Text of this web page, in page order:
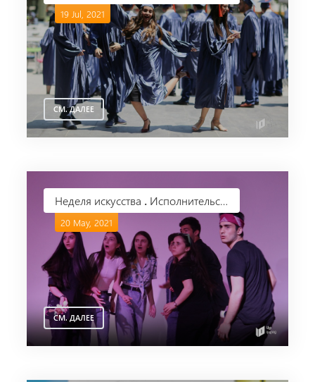
19 Jul, 2021
СМ. ДАЛЕЕ
Неделя искусства ․ Исполнительское искусство
20 May, 2021
СМ. ДАЛЕЕ